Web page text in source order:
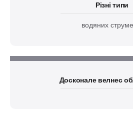
Різні типи
водяних
Досконале велнес